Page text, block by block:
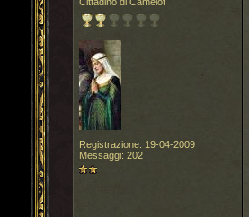
Registrazione: 19-04-2009
Messaggi: 202